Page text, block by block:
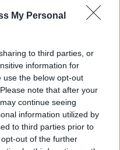
My Personal
to third parties, or
information for
use the below opt-out
note that after your
continue seeing
information utilized by
to third parties prior to
out of the further
τα 63: Πώς θα ήταν